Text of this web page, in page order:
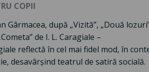
COPII
după „Vizită”, „Două
de I. L. Caragiale –
reflectă în cel mai fidel mod, în
desavârșind teatrul de satiră socială.